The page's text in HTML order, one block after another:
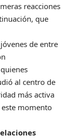
reacciones
que
de entre
al centro de
más activa
momento